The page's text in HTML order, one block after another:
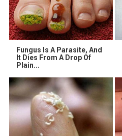
Fungus Is A Parasite, And
It Dies From A Drop Of
Plain...